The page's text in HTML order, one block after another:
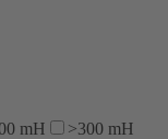
mH
>300 mH